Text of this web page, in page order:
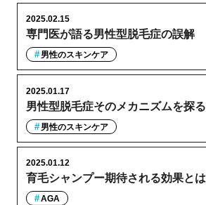
専門医が語る男性型脱毛症の誤解
2025.02.15
男性のスキンケア
男性型脱毛症そのメカニズムを探る
2025.01.17
男性のスキンケア
育毛シャンプー期待される効果とは
2025.01.12
AGA